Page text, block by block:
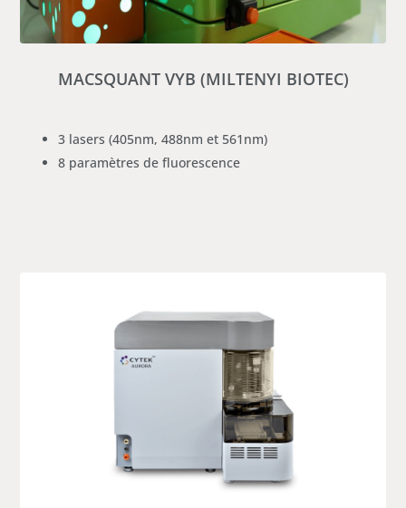
MACSQUANT VYB (MILTENYI BIOTEC)
3 lasers (405nm, 488nm et 561nm)
8 paramètres de fluorescence